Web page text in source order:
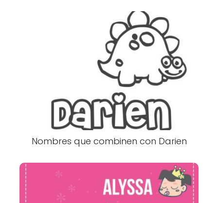
Nombres que combinen con Darien